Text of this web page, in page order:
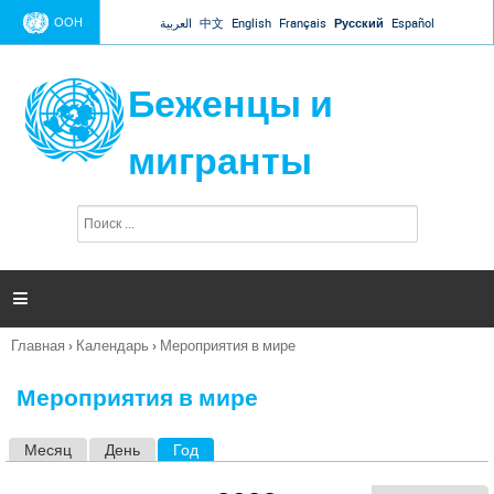
Jump to navigation
ООН العربية 中文 English Français Русский Español
Беженцы и
мигранты
п
и

Вы
Главная › Календарь › Мероприятия в мире
Мероприятия в мире
Месяц День Год